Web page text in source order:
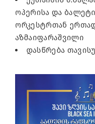
ოპერისა და
ორკესტრთან
აზმაიფარაშვილი
⁠დასწრება